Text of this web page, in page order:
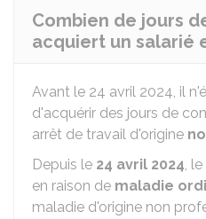
Combien de jours
acquiert un salarié
Avant le 24 avril 2024, il
d'acquérir des jours de
arrêt de travail d'origine
Depuis le 24 avril 2024,
en raison de maladie
maladie d'origine non